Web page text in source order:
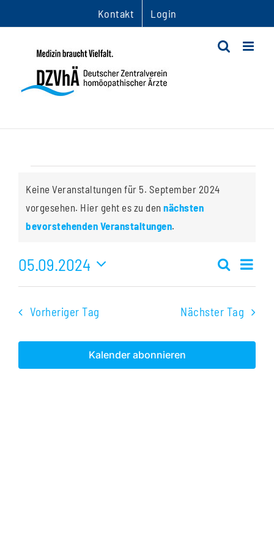
Inhalt
Kontakt Login
Veranstaltungen
für
September
Hinweis
Keine Veranstaltungen für 5. September 2024
vorgesehen. Hier geht es zu den nächsten
bevorstehenden Veranstaltungen.
und
Suche
Tag
05.09.2024
Datum
Vorheriger Tag Nächster Tag
Kalender abonnieren